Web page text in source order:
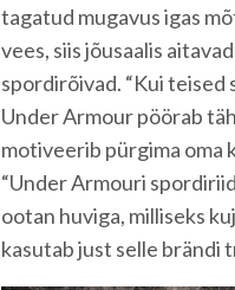
tagatud mugavus igas
vees, siis jõusaalis
spordirõivad. “Kui
Under Armour pöörab
motiveerib pürgima oma
“Under Armouri
ootan huviga, milliseks
kasutab just selle brändi